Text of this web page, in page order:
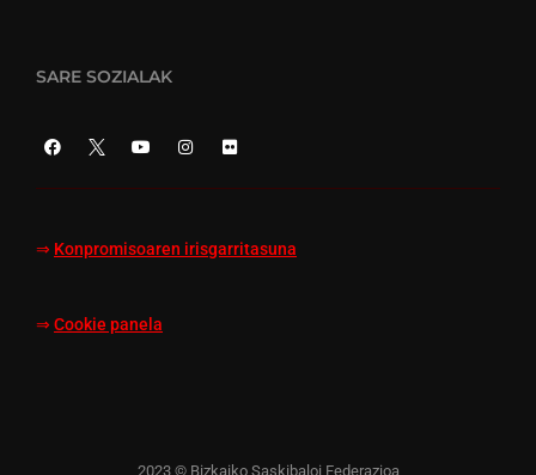
SARE SOZIALAK
⇒ Konpromisoaren irisgarritasuna
⇒ Cookie panela
2023 © Bizkaiko Saskibaloi Federazioa